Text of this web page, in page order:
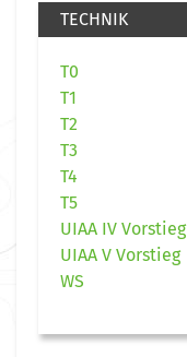
TECHNIK
T0
T1
T2
T3
T4
T5
UIAA IV Vorstieg
UIAA V Vorstieg
WS